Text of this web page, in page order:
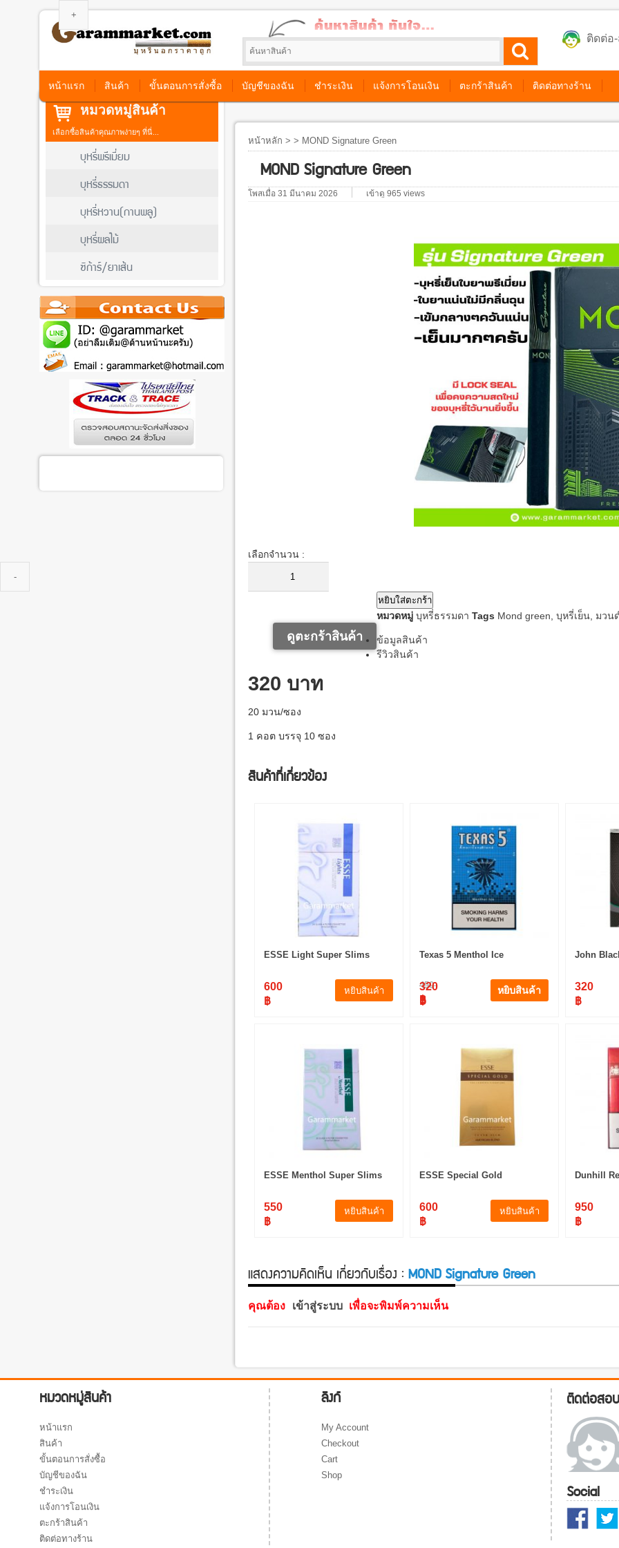
ติดต่อ
หน้าแรก สินค้า ขั้นตอนการสั่งซื้อ บัญชีของฉัน ชำระเงิน แจ้งการโอนเงิน ตะกร้าสินค้า ติดต่อทางร้าน
หน้าหลัก > > MOND Signature Green
MOND Signature Green
โพสเมื่อ 31 มีนาคม 2026 เข้าดู 965 views
เลือกจำนวน :
หยิบใส่ตะกร้า
ดูตะกร้าสินค้า
หมวดหมู่ บุหรี่ธรรมดา Tags Mond green บุหรี่เย็น มวน
ข้อมูลสินค้า
รีวิวสินค้า
320 บาท
20 มวน/ซอง
1 คอต บรรจุ 10 ซอง
สินค้าที่เกี่ยวข้อง
ESSE Light Super Slims
600
฿
หยิบสินค้า
Texas 5 Menthol Ice
450
฿
320
฿
หยิบสินค้า
John
320
฿
ESSE Menthol Super Slims
550
฿
หยิบสินค้า
ESSE Special Gold
600
฿
หยิบสินค้า
Dunhill
950
฿
แสดงความคิดเห็น เกี่ยวกับเรื่อง :MOND Signature Green
คุณต้อง เข้าสู่ระบบ เพื่อจะพิมพ์ความเห็น
หมวดหมู่สินค้า
เลือกซื้อสินค้าคุณภาพง่ายๆ ที่นี่...
บุหรี่พรีเมี่ยม
บุหรี่ธรรมดา
บุหรี่หวาน(กานพลู)
บุหรี่ผลไม้
ซิก้าร์/ยาเส้น
หมวดหมู่สินค้า
หน้าแรก
สินค้า
ขั้นตอนการสั่งซื้อ
บัญชีของฉัน
ชำระเงิน
แจ้งการโอนเงิน
ตะกร้าสินค้า
ติดต่อทางร้าน
ลิงก์
My Account
Checkout
Cart
Shop
ติดต่อสอ
Social